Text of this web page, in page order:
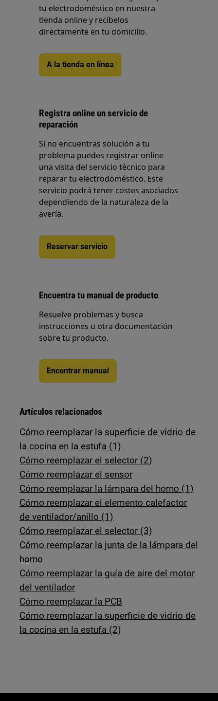
tu electrodoméstico en nuestra
tienda online y recíbelos
directamente en tu domicilio.
A la tienda en línea
Registra online un servicio de
reparación
Si no encuentras solución a tu
problema puedes registrar online
una visita del servicio técnico para
reparar tu electrodoméstico. Este
servicio podrá tener costes asociados
dependiendo de la naturaleza de la
avería.
Reservar servicio
Encuentra tu manual de producto
Resuelve problemas y busca
instrucciones u otra documentación
sobre tu producto.
Encontrar manual
Artículos relacionados
Cómo reemplazar la superficie de vidrio de
la cocina en la estufa (1)
Cómo reemplazar el selector (2)
Cómo reemplazar el sensor
Cómo reemplazar la lámpara del horno (1)
Cómo reemplazar el elemento calefactor
de ventilador/anillo (1)
Cómo reemplazar el selector (3)
Cómo reemplazar la junta de la lámpara del
horno
Cómo reemplazar la guía de aire del motor
del ventilador
Cómo reemplazar la PCB
Cómo reemplazar la superficie de vidrio de
la cocina en la estufa (2)